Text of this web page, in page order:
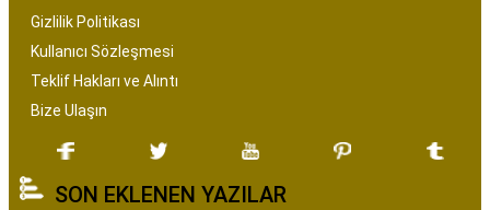
Gizlilik Politikası
Kullanıcı Sözleşmesi
Teklif Hakları ve Alıntı
Bize Ulaşın
SON EKLENEN YAZILAR